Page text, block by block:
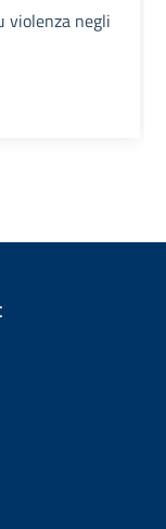
violenza negli